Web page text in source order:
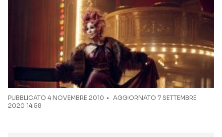
PUBBLICATO 4 NOVEMBRE 2010
AGGIORNATO 7 SETTEMBRE
2020 14:58